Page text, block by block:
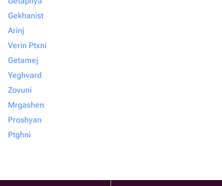
Gekhanist
Arinj
Verin Ptxni
Getamej
Yeghvard
Zovuni
Mrgashen
Proshyan
Ptghni